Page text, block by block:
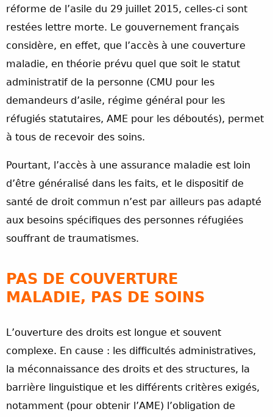
réforme de l’asile du 29 juillet 2015, celles-ci sont
restées lettre morte. Le gouvernement français
considère, en effet, que l’accès à une couverture
maladie, en théorie prévu quel que soit le statut
administratif de la personne (CMU pour les
demandeurs d’asile, régime général pour les
réfugiés statutaires, AME pour les déboutés), permet
à tous de recevoir des soins.
Pourtant, l’accès à une assurance maladie est loin
d’être généralisé dans les faits, et le dispositif de
santé de droit commun n’est par ailleurs pas adapté
aux besoins spécifiques des personnes réfugiées
souffrant de traumatismes.
PAS DE COUVERTURE
MALADIE, PAS DE SOINS
L’ouverture des droits est longue et souvent
complexe. En cause : les difficultés administratives,
la méconnaissance des droits et des structures, la
barrière linguistique et les différents critères exigés,
notamment (pour obtenir l’AME) l’obligation de